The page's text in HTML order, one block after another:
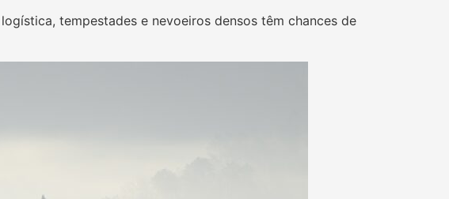
tempestades e nevoeiros densos têm chances de